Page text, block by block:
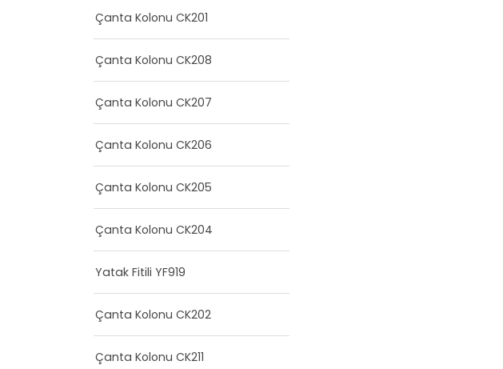
Çanta Kolonu CK201
Çanta Kolonu CK208
Çanta Kolonu CK207
Çanta Kolonu CK206
Çanta Kolonu CK205
Çanta Kolonu CK204
Yatak Fitili YF919
Çanta Kolonu CK202
Çanta Kolonu CK211